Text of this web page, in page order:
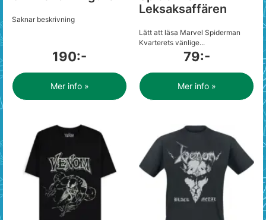
Saknar beskrivning
190:-
Mer info »
Leksaksaffären
Lätt att läsa Marvel Spiderman
Kvarterets vänlige...
79:-
Mer info »